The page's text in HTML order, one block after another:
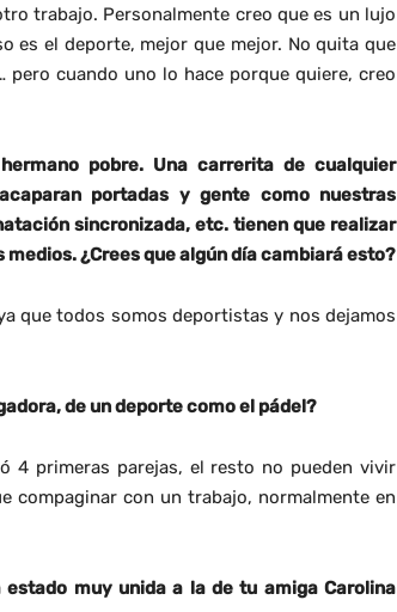
trabajo. Personalmente creo que es un lujo
es el deporte, mejor que mejor. No quita que
cuando uno lo hace porque quiere, creo
pobre. Una carrerita de cualquier
portadas y gente como nuestras
sincronizada, etc. tienen que realizar
¿Crees que algún día cambiará esto?
que todos somos deportistas y nos dejamos
de un deporte como el pádel?
4 primeras parejas, el resto no pueden vivir
compaginar con un trabajo, normalmente en
muy unida a la de tu amiga Carolina